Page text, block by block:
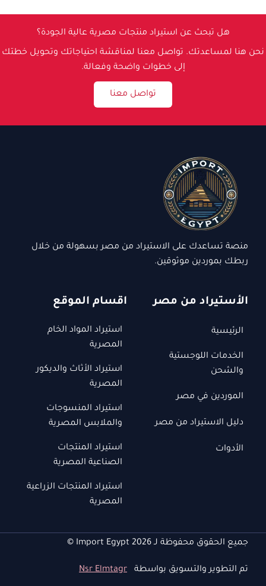
هل تبحث عن استيراد منتجات مصرية عالية الجودة؟
نحن هنا لمساعدتك. تواصل معنا لمناقشة احتياجاتك وتحويل خطتك
إلى خطوات واضحة وفعالة.
تواصل معنا
منصة تساعدك على الاستيراد من مصر بسهولة من خلال
ربطك بموردين موثوقين.
الأستيراد من مصر
الرئيسية
الخدمات اللوجستية
والشحن
الموردين في مصر
دليل الاستيراد من مصر
الأدوات
اقسام الموقع
استيراد المواد الخام
المصرية
استيراد الأثاث والديكور
المصرية
استيراد المنسوجات
والملابس المصرية
استيراد المنتجات
الصناعية المصرية
استيراد المنتجات الزراعية
المصرية
جميع الحقوق محفوظة لـ Import Egypt 2026 ©
تم التطوير والتسويق بواسطة Nsr Elmtagr